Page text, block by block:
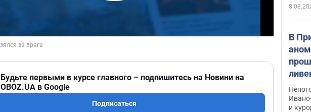
Будьте первыми в курсе главного – подпишитесь на Новини на
OBOZ.UA в Google
Подписаться
В
и